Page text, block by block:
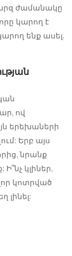
ժամանակը
կարող է
ենք ասել.
ով
երեխաների
Երբ այս
նրանք
կլիներ,
կոտրված
լինել: